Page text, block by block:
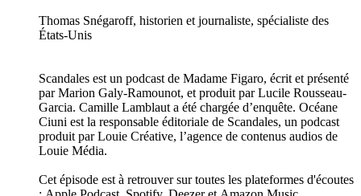
Thomas Snégaroff, historien et journaliste, spécialiste des
États‑Unis
Scandales est un podcast de Madame Figaro, écrit et présenté
par Marion Galy-Ramounot, et produit par Lucile Rousseau-
Garcia. Camille Lamblaut a été chargée d’enquête. Océane
Ciuni est la responsable éditoriale de Scandales, un podcast
produit par Louie Créative, l’agence de contenus audios de
Louie Média.
Cet épisode est à retrouver sur toutes les plateformes d'écoutes